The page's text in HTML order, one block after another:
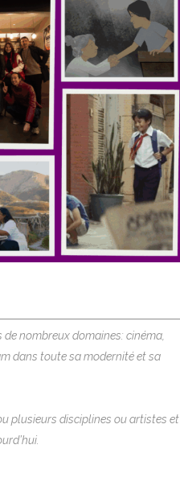
nombreux domaines: cinéma,
dans toute sa modernité et sa
plusieurs disciplines ou artistes et